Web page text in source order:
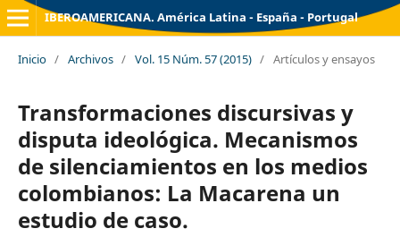
IBEROAMERICANA. América Latina - España - Portugal
Inicio / Archivos / Vol. 15 Núm. 57 (2015) / Artículos y ensayos
Transformaciones discursivas y
disputa ideológica. Mecanismos
de silenciamientos en los medios
colombianos: La Macarena un
estudio de caso.